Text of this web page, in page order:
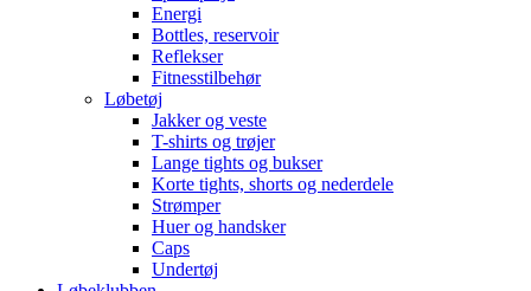
Energi
Bottles, reservoir
Reflekser
Fitnesstilbehør
Løbetøj
Jakker og veste
T-shirts og trøjer
Lange tights og bukser
Korte tights, shorts og nederdele
Strømper
Huer og handsker
Caps
Undertøj